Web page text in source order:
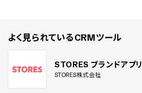
よく見られているCRMツール
STORES ブランドアプリ
STORES株式会社